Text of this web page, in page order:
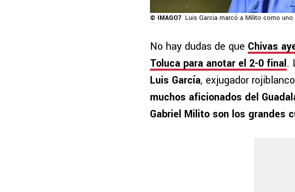
© IMAGO7 Luis García marcó a Milito como
No hay dudas de que Chivas
Toluca para anotar el 2-0 final.
Luis García, exjugador
muchos aficionados del
Gabriel Milito son los grandes